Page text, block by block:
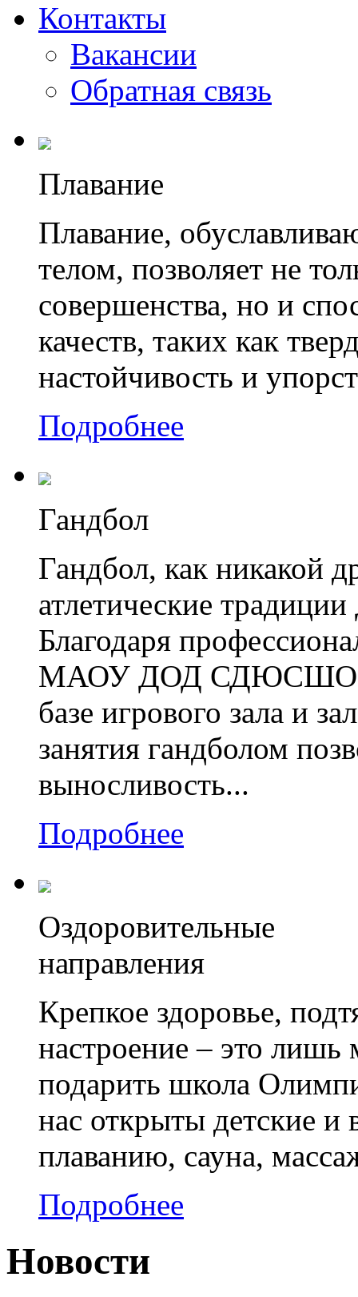
Контакты
Вакансии
Обратная связь
Плавание
Плавание,
телом, позволяет не
совершенства, но и
качеств, таких как
настойчивость и
Подробнее
Гандбол
Гандбол, как никакой
атлетические
Благодаря
МАОУ ДОД СДЮСШОР
базе игрового зала и
занятия гандболом
выносливость...
Подробнее
Оздоровительные
направления
Крепкое здоровье,
настроение – это лишь
подарить школа
нас открыты детские
плаванию, сауна,
Подробнее
Новости